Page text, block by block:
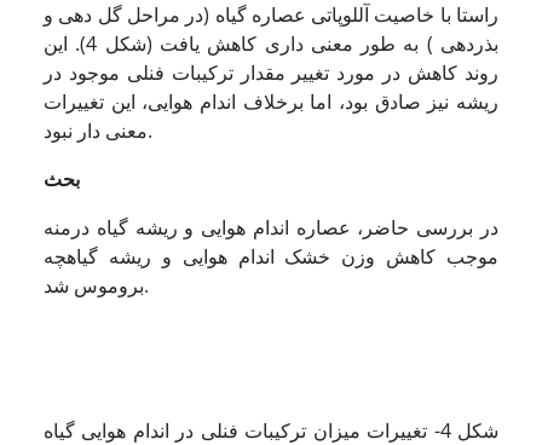
راستا با خاصیت آللوپاتی عصاره گیاه (در مراحل گل دهی و
بذردهی ) به طور معنی داری کاهش یافت (شکل 4). این
روند کاهش در مورد تغییر مقدار ترکیبات فنلی موجود در
ریشه نیز صادق بود، اما برخلاف اندام هوایی، این تغییرات
معنی دار نبود.
بحث
در بررسی حاضر، عصاره اندام هوایی و ریشه گیاه درمنه
موجب کاهش وزن خشک اندام هوایی و ریشه گیاهچه
بروموس شد.
شکل 4- تغییرات میزان ترکیبات فنلی در اندام هوایی گیاه